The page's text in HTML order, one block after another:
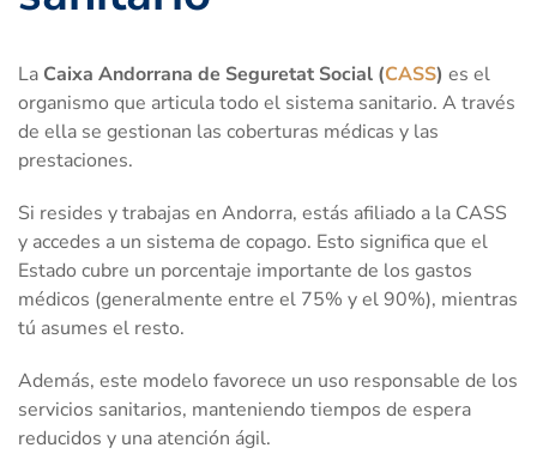
La Caixa Andorrana de Seguretat Social (CASS) es el
organismo que articula todo el sistema sanitario. A través
de ella se gestionan las coberturas médicas y las
prestaciones.
Si resides y trabajas en Andorra, estás afiliado a la CASS
y accedes a un sistema de copago. Esto significa que el
Estado cubre un porcentaje importante de los gastos
médicos (generalmente entre el 75% y el 90%), mientras
tú asumes el resto.
Además, este modelo favorece un uso responsable de los
servicios sanitarios, manteniendo tiempos de espera
reducidos y una atención ágil.